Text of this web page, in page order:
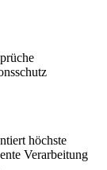
höchste
Verarbeitung